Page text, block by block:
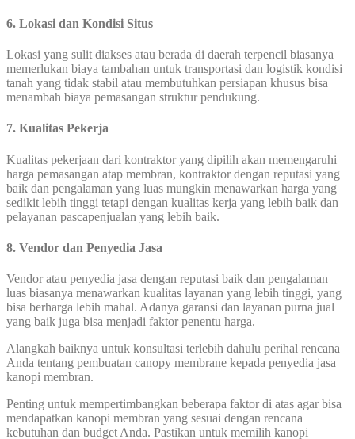
6. Lokasi dan Kondisi Situs
Lokasi yang sulit diakses atau berada di daerah terpencil biasanya
memerlukan biaya tambahan untuk transportasi dan logistik kondisi
tanah yang tidak stabil atau membutuhkan persiapan khusus bisa
menambah biaya pemasangan struktur pendukung.
7. Kualitas Pekerja
Kualitas pekerjaan dari kontraktor yang dipilih akan memengaruhi
harga pemasangan atap membran, kontraktor dengan reputasi yang
baik dan pengalaman yang luas mungkin menawarkan harga yang
sedikit lebih tinggi tetapi dengan kualitas kerja yang lebih baik dan
pelayanan pascapenjualan yang lebih baik.
8. Vendor dan Penyedia Jasa
Vendor atau penyedia jasa dengan reputasi baik dan pengalaman
luas biasanya menawarkan kualitas layanan yang lebih tinggi, yang
bisa berharga lebih mahal. Adanya garansi dan layanan purna jual
yang baik juga bisa menjadi faktor penentu harga.
Alangkah baiknya untuk konsultasi terlebih dahulu perihal rencana
Anda tentang pembuatan canopy membrane kepada penyedia jasa
kanopi membran.
Penting untuk mempertimbangkan beberapa faktor di atas agar bisa
mendapatkan kanopi membran yang sesuai dengan rencana
kebutuhan dan budget Anda. Pastikan untuk memilih kanopi